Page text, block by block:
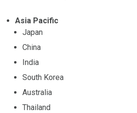
Asia Pacific
Japan
China
India
South Korea
Australia
Thailand